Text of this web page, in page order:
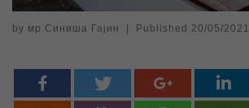
by мр Синиша Гајин Published 20/05/2021